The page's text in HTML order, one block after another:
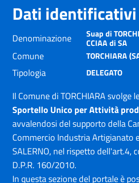
Dati identificativi
Denominazione Suap di
CCIAA di SA
Comune TORCHIARA
Tipologia DELEGATO
Il Comune di TORCHIARA svolge
Sportello Unico per Attività
avvalendosi del supporto della
Commercio Industria Artigianato
SALERNO, nel rispetto dell'art.4,
D.P.R. 160/2010.
In questa sezione del portale è